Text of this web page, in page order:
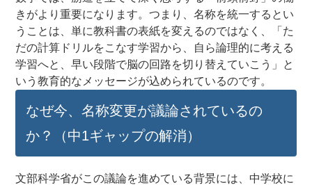
きがより重要になります。つまり、名称を統一するとい
うことは、単に教科書の表紙を変えるのではなく、「た
だの計算ドリルをこなす学習から、自ら論理的に考える
学習へと、早い段階で脳の回路を切り替えていこう」と
いう教育的なメッセージが込められているのです。
なぜ今、名称変更が議論されているの
か？（中1ギャップの解消）
文部科学省がこの議論を進めている背景には、中学校に